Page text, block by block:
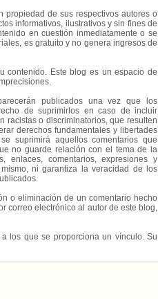
propiedad de sus respectivos autores o
informativos, ilustrativos y sin fines de
en cuestión inmediatamente o se
es gratuito y no genera ingresos de
contenido. Este blog es un espacio de
publicados una vez que los
de suprimirlos en caso de incluir
racistas o discriminatorios, que resulten
derechos fundamentales y libertades
suprimirá aquellos comentarios que
no guarde relación con el tema de la
enlaces, comentarios, expresiones y
ni garantiza la veracidad de los
o eliminación de un comentario hecho
correo electrónico al autor de este blog,
los que se proporciona un vínculo. Su